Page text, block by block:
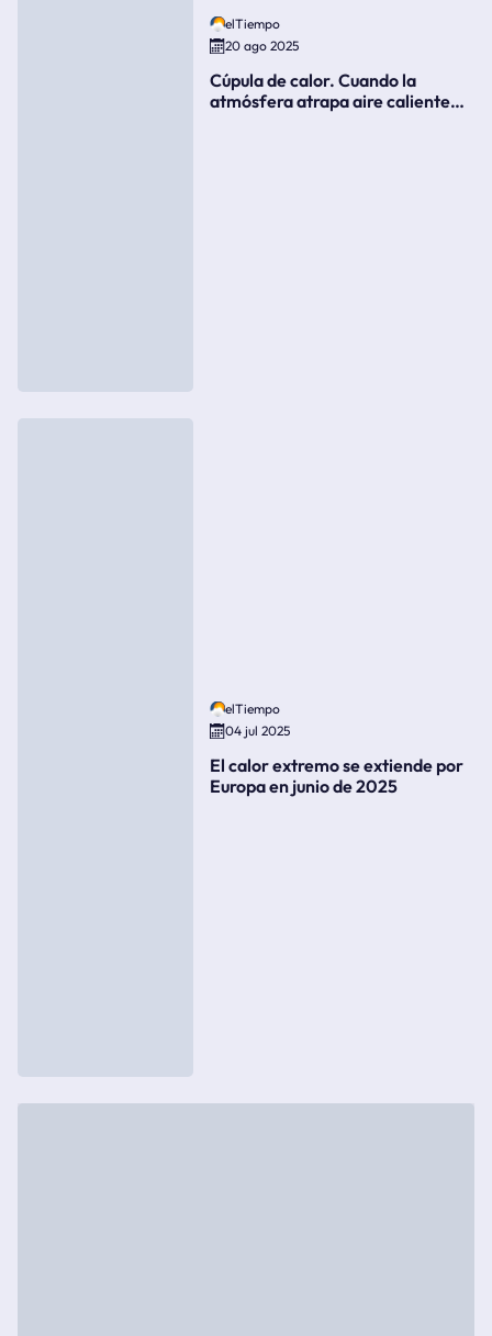
elTiempo
20 ago 2025
Cúpula de calor. Cuando la
atmósfera atrapa aire caliente
elTiempo
04 jul 2025
El calor extremo se extiende por
Europa en junio de 2025